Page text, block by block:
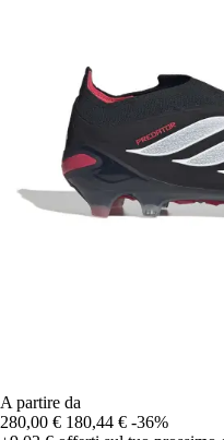
A partire da
280,00 € 180,44 € -36%